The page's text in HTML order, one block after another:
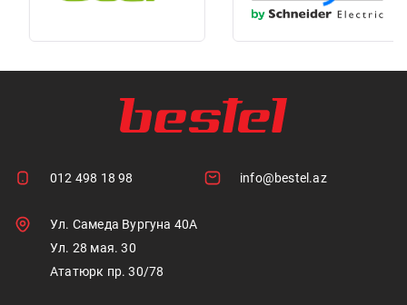
012 498 18 98 info@bestel.az
Ул. Самеда Вургуна 40А
Ул. 28 мая. 30
Ататюрк пр. 30/78